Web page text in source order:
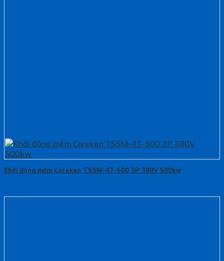
Khởi động mềm Coreken TSSM-4T-500 3P 380V 500kw